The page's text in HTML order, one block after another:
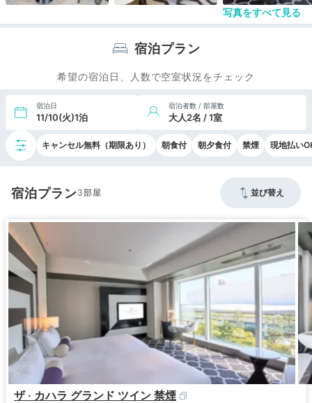
度も使えますって強調して説明してましたが、重要
いましたが、ここにハードルとは。宿泊料金あげて
チェックイン時に翌朝の朝刊を聞かれましたが、新
聞は届きませんでした。隣の部屋には新聞が届いて
いたので、完全にミスでしょう。個人的には紙の新
聞は読まないので、いらないですけど、聞かれて答
えて、それで届かないって、、、オペレーションで
きないなら、こんなサービスいらないと思います。
朝食会場は、窓なしの空間で非常に閉塞感がありま
す。料理の品数もやや少な目です。味は悪くないで
すが、まぁ普通っていう領域を超えてこない。アサ
イーボウルは思ったより小さいのも残念な感じ。個
ーマイとかはいらないのでは。品数少ないなら、ハ
ワイっぽさをもっと出しても良いのではと思いま
す。ライブキッチンでロコモコ丼とか。それからシ
ンパンケーキは、デザートではなく、むしろ主食な
のでは。これで１人５０００円はちょっとないかな
と。
全体的なコスパは良好なものの、残念なところも目
立つ感じかなと思いました。
写真をすべて見る
宿泊プラン
希望の宿泊日、人数で空室状況をチェック
宿泊日
11/10(火)1泊
宿泊者数 / 部屋数
大人2名 / 1室
キャンセル無料（期限あり） 朝食付 朝夕食付 禁煙 現地払い
宿泊プラン3 並び替え
ザ · カハラ グランド ツイン 禁煙